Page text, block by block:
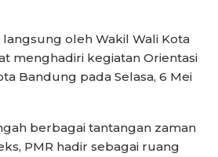
langsung oleh Wakil Wali Kota
menghadiri kegiatan Orientasi
Bandung pada Selasa, 6 Mei
berbagai tantangan zaman
PMR hadir sebagai ruang